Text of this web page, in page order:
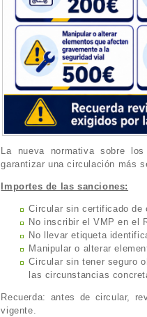
La nueva normativa sobre
garantizar una circulación más
Importes de las sanciones:
Circular sin certificado
No inscribir el VMP en el
No llevar etiqueta
Manipular o alterar
Circular sin tener seguro
las circunstancias
Recuerda: antes de circular,
vigente.